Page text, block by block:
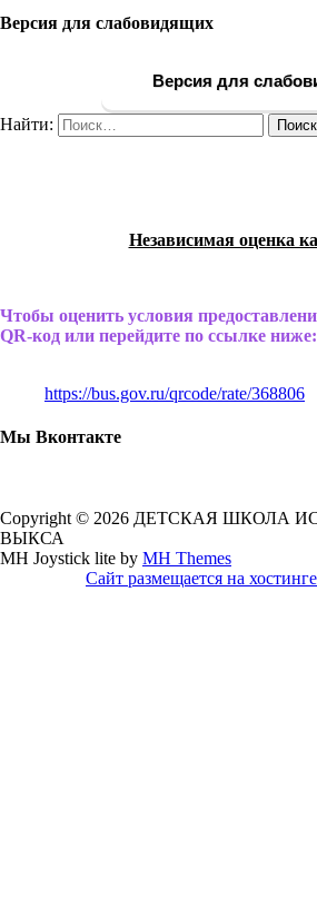
Версия для слабовидящих
Версия для
Найти:
Независимая оценка
Чтобы оценить условия
QR-код или перейдите по ссылке ниже:
https://bus.gov.ru/qrcode/rate/368806
Мы Вконтакте
Copyright © 2026 ДЕТСКАЯ ШКОЛА
ВЫКСА
MH Joystick lite by MH Themes
Сайт размещается на